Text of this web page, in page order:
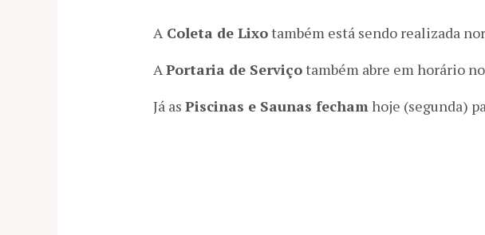
AColeta de Lixotambém está sendo realizada
APortaria de Serviçotambém abre em horário
Já asPiscinas e Saunas fechamhoje (segunda)